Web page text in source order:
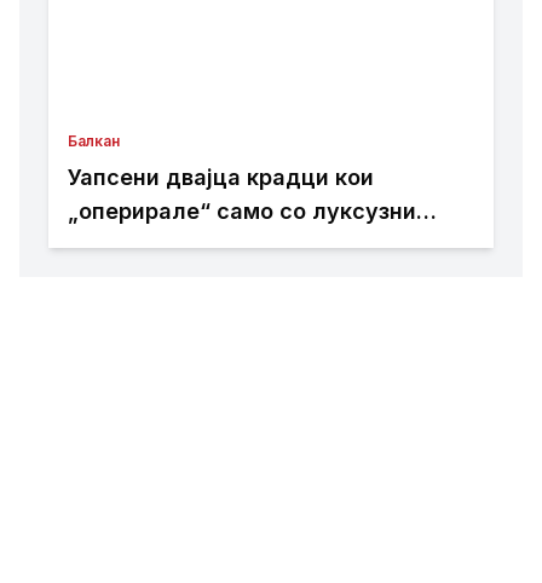
Балкан
Уапсени двајца крадци кои
„оперирале“ само со луксузни
автомобили